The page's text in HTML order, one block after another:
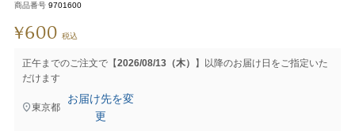
商品番号 9701600
¥600 税込
正午までのご注文で【2026/08/13（木）
】以降のお届け日をご指定いた
だけます
東京都
お届け先を変
更